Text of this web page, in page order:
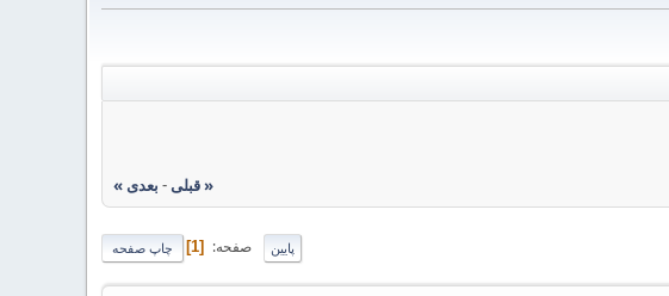
« قبلی- بعدی »
چاپ صفحه پایین صفحه 1